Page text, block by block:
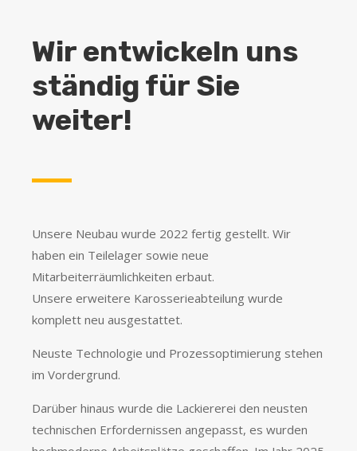
Wir entwickeln uns
ständig für Sie
weiter!
Unsere Neubau wurde 2022 fertig gestellt. Wir
haben ein Teilelager sowie neue
Mitarbeiterräumlichkeiten erbaut.
Unsere erweitere Karosserieabteilung wurde
komplett neu ausgestattet.
Neuste Technologie und Prozessoptimierung stehen
im Vordergrund.
Darüber hinaus wurde die Lackiererei den neusten
technischen Erfordernissen angepasst, es wurden